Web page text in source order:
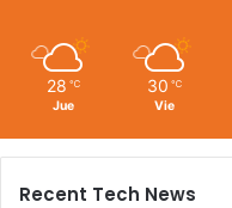
28 ℃
Jue
30 ℃
Vie
Recent Tech News